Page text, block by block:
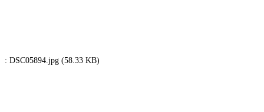
: DSC05894.jpg (58.33 KB)